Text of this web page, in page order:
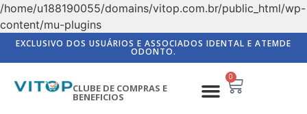
/home/u188190055/domains/vitop.com.br/public_html/wp-
content/mu-plugins
EXCLUSIVO DOS USUÁRIOS E ASSOCIADOS IDENTAL E ATEMDE
ODONTO.
CLUBE DE COMPRAS E
BENEFICIOS
0